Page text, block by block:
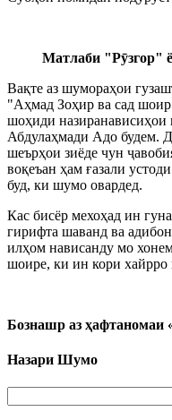
Матлаби "Рӯзгор"
Вақте аз шумораҳои
"Аҳмад Зоҳир ва сад
шоҳиди назиранависиҳои
Абдулаҳмади Адо будем.
шеърҳои зиёде чун ҷ
воқеъан ҳам ғазали
буд, ки шумо овардед.
Кас бисёр мехоҳад ин
гирифта шаванд ва
илҳом нависанду мо
шоире, ки ин кори хайрро
Бознашр аз ҳафтаномаи
Назари Шумо